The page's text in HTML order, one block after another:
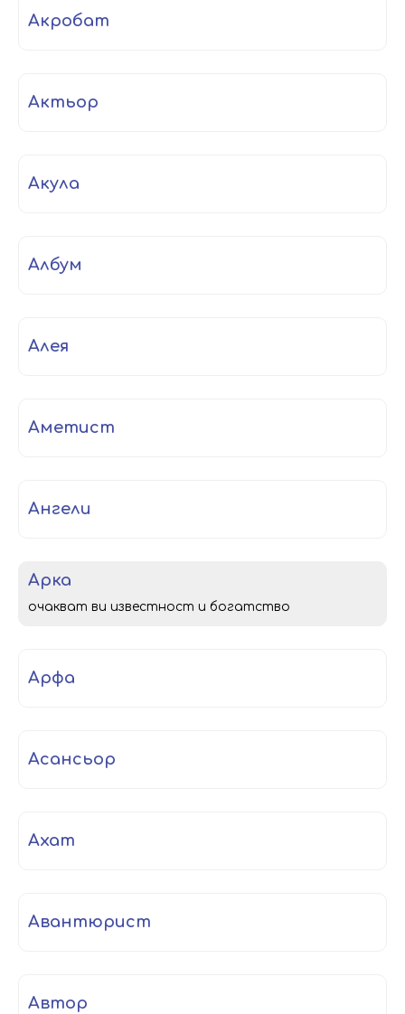
акробат
актьор
акула
албум
алея
аметист
ангели
арка
очакват ви известност и богатство
арфа
асансьор
ахат
авантюрист
автор